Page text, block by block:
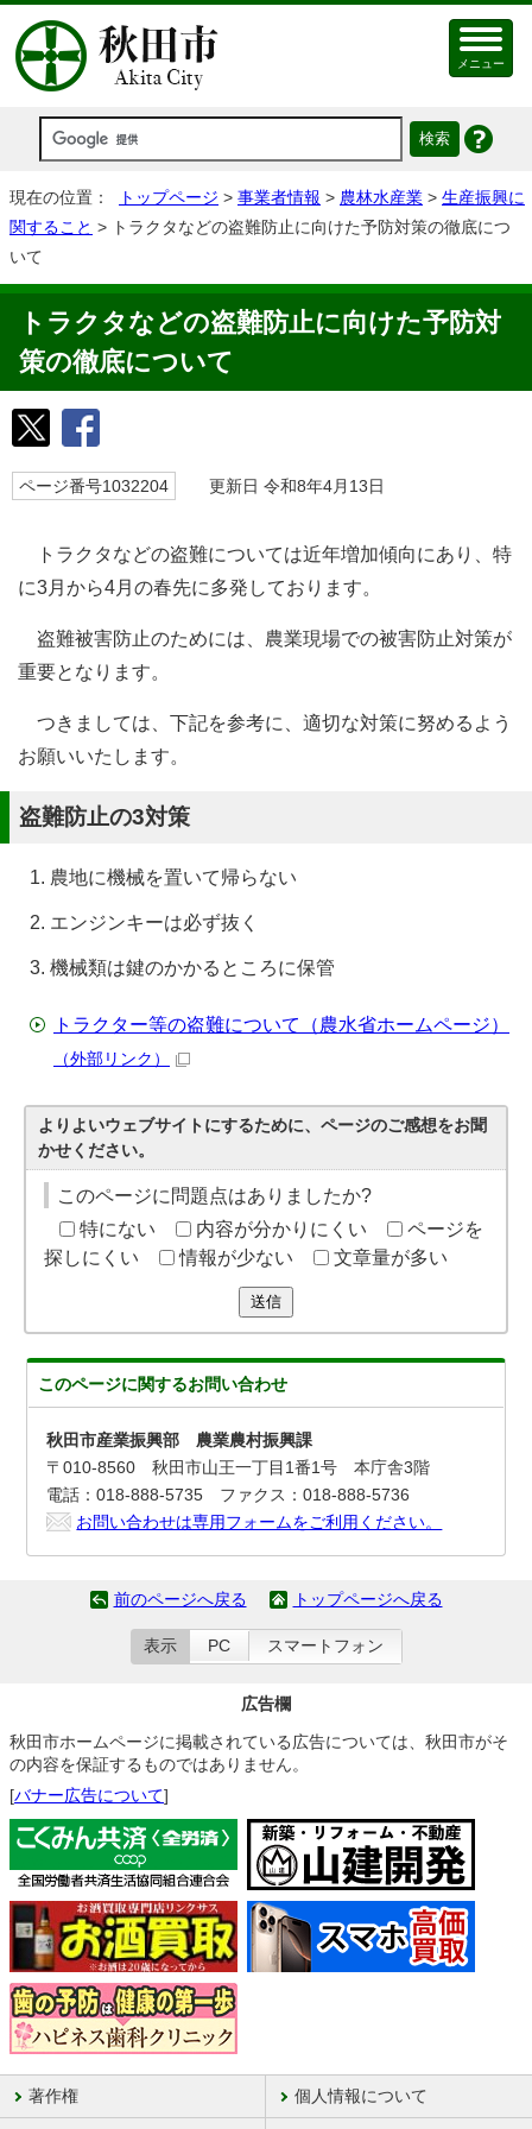
メニュー
現在の位置： トップページ > 事業者情報 > 農林水産業 > 生産振興に
関すること > トラクタなどの盗難防止に向けた予防対策の徹底につ
いて
トラクタなどの盗難防止に向けた予防対
策の徹底について
ページ番号1032204 更新日 令和8年4月13日
トラクタなどの盗難については近年増加傾向にあり、特
に3月から4月の春先に多発しております。
盗難被害防止のためには、農業現場での被害防止対策が
重要となります。
つきましては、下記を参考に、適切な対策に努めるよう
お願いいたします。
盗難防止の3対策
農地に機械を置いて帰らない
エンジンキーは必ず抜く
機械類は鍵のかかるところに保管
トラクター等の盗難について（農水省ホームページ）
（外部リンク）
よりよいウェブサイトにするために、ページのご感想をお聞
かせください。
このページに問題点はありましたか?
特にない
内容が分かりにくい
ページを
探しにくい
情報が少ない 文章量が多い
送信
このページに関するお問い合わせ
秋田市産業振興部 農業農村振興課
〒010-8560 秋田市山王一丁目1番1号 本庁舎3階
電話：018-888-5735 ファクス：018-888-5736
お問い合わせは専用フォームをご利用ください。
前のページへ戻る トップページへ戻る
表示 PC スマートフォン
広告欄
秋田市ホームページに掲載されている広告については、秋田市がそ
の内容を保証するものではありません。
[バナー広告について]
著作権 個人情報について